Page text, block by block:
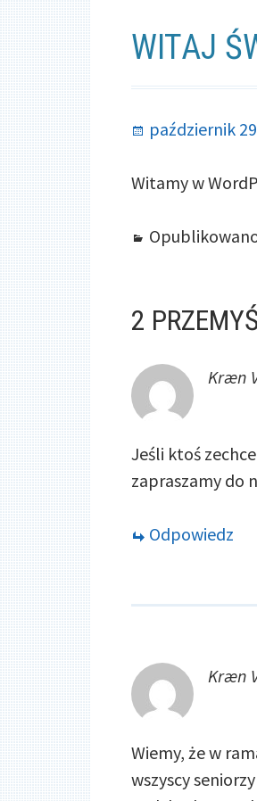
WITAJ
Opublikowano
październik
Witamy w
2
Kræn
Jeśli ktoś
zapraszamy do
Odpowiedz
Kræn
Wiemy, że w
wszyscy